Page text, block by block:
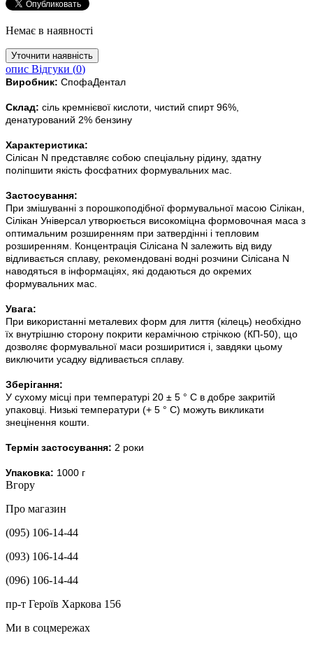
Немає в наявності
опис Відгуки (0)
Виробник: СпофаДентал
Склад: сіль кремнієвої кислоти, чистий спирт 96%,
денатурований 2% бензину
Характеристика:
Сілісан N представляє собою спеціальну рідину, здатну
поліпшити якість фосфатних формувальних мас.
Застосування:
При змішуванні з порошкоподібної формувальної масою Сілікан,
Сілікан Універсал утворюється високоміцна формовочная маса з
оптимальним розширенням при затвердінні і тепловим
розширенням. Концентрація Сілісана N залежить від виду
відливається сплаву, рекомендовані водні розчини Сілісана N
наводяться в інформаціях, які додаються до окремих
формувальних мас.
Увага:
При використанні металевих форм для лиття (кілець) необхідно
їх внутрішню сторону покрити керамічною стрічкою (КП-50), що
дозволяє формувальної маси розширитися і, завдяки цьому
виключити усадку відливається сплаву.
Зберігання:
У сухому місці при температурі 20 ± 5 ° С в добре закритій
упаковці. Низькі температури (+ 5 ° С) можуть викликати
знецінення кошти.
Термін застосування: 2 роки
Упаковка: 1000 г
Вгору
Про магазин
(095) 106-14-44
(093) 106-14-44
(096) 106-14-44
пр-т Героїв Харкова 156
Ми в соцмережах